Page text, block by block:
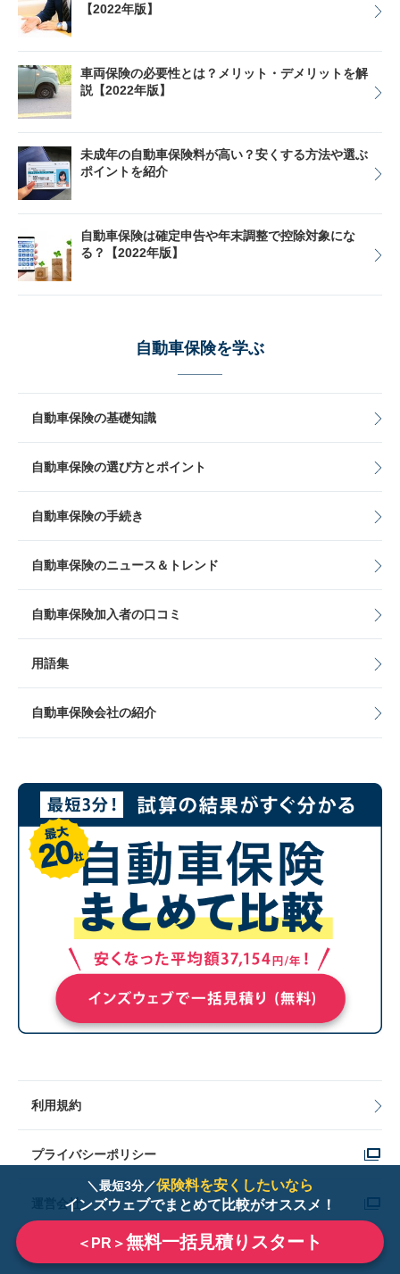
【2022年版】
車両保険の必要性とは？メリット・デメリットを解
説【2022年版】
未成年の自動車保険料が高い？安くする方法や選ぶ
ポイントを紹介
自動車保険は確定申告や年末調整で控除対象にな
る？【2022年版】
自動車保険を学ぶ
自動車保険の基礎知識
自動車保険の選び方とポイント
自動車保険の手続き
自動車保険のニュース＆トレンド
自動車保険加入者の口コミ
用語集
自動車保険会社の紹介
利用規約
プライバシーポリシー
運営会社
＼最短3分／保険料を安くしたいなら
インズウェブでまとめて比較がオススメ！
＜PR＞無料一括見積りスタート